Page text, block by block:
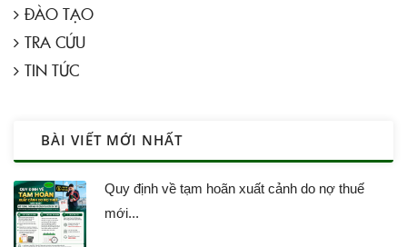
ĐÀO TẠO
TRA CỨU
TIN TỨC
BÀI VIẾT MỚI NHẤT
Quy định về tạm hoãn xuất cảnh do nợ thuế
mới...